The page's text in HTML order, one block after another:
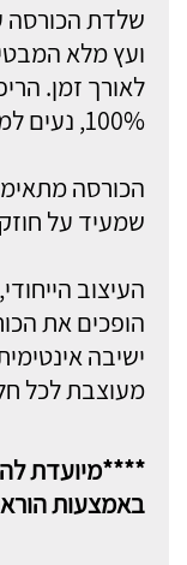
שלדת הכורסה
ועץ מלא
לאורך זמן.
100%, נעים למגע, עמיד וקל לתחזוקה.
שמעיד על
העיצוב
הופכים את
ישיבה
מעוצבת לכל
****מיועדת
באמצעות